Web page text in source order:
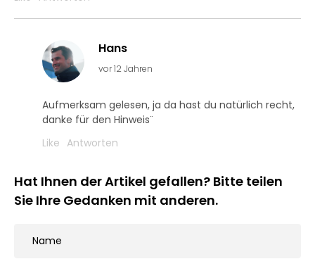
Hans
vor 12 Jahren
Aufmerksam gelesen, ja da hast du natürlich recht,
danke für den Hinweis¨
Like Antworten
Hat Ihnen der Artikel gefallen? Bitte teilen
Sie Ihre Gedanken mit anderen.